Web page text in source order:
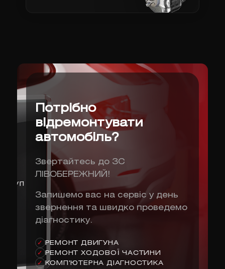
Потрібно
відремонтувати
автомобіль?
Звертайтесь до ЗС
ЛІВОБЕРЕЖНИЙ!
Запишемо вас на сервіс у день
звернення та швидко проведемо
діагностику.
✓ РЕМОНТ ДВИГУНА
✓ РЕМОНТ ХОДОВОЇ ЧАСТИНИ
✓ КОМП'ЮТЕРНА ДІАГНОСТИКА